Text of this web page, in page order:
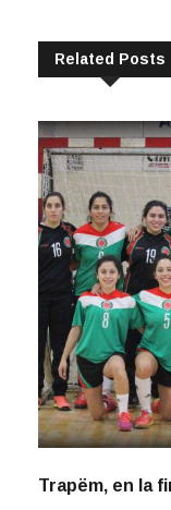
Related Posts
Trapëm, en la